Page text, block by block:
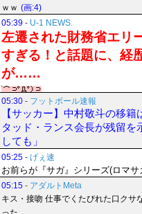
ｗｗ (画:4)
05:39 - U-1 NEWS.
左遷された財務省エリ
すぎる！と話題に、経
が……
05:30 - フットボール速報
【サッカー】中村敬斗の移
タッド・ランス会長が残留を
しても」
05:25 - げぇ速
お前らが『サガ』シリーズ(ロマ
05:15 - アダルトMeta
キス・接吻 仕事でくたびれた口クサ